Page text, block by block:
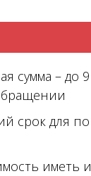
сумма – до
срок для
иметь